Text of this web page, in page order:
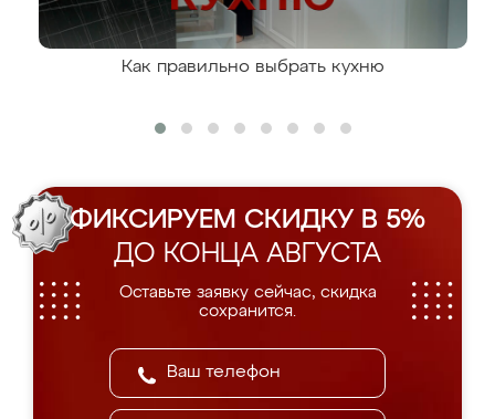
Как правильно выбрать кухню
ФИКСИРУЕМ СКИДКУ В 5%
ДО КОНЦА АВГУСТА
Оставьте заявку сейчас, скидка
сохранится.